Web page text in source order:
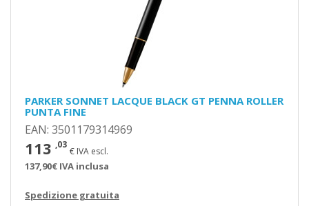
PARKER SONNET LACQUE BLACK GT PENNA ROLLER
PUNTA FINE
EAN: 3501179314969
113 ,03
€ IVA escl.
137,90€ IVA inclusa
Spedizione gratuita